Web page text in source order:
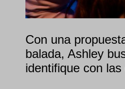
Con una
balada, Ashley
identifique con